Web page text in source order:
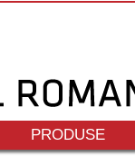
PRODUSE